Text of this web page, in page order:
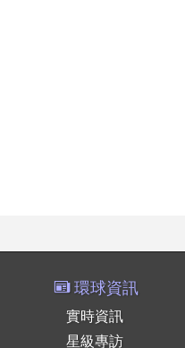
環球資訊
實時資訊
星級專訪